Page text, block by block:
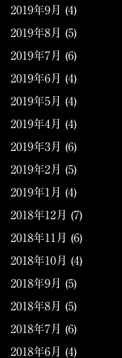
2019年9月 (4)
2019年8月 (5)
2019年7月 (6)
2019年6月 (4)
2019年5月 (4)
2019年4月 (4)
2019年3月 (6)
2019年2月 (5)
2019年1月 (4)
2018年12月 (7)
2018年11月 (6)
2018年10月 (4)
2018年9月 (5)
2018年8月 (5)
2018年7月 (6)
2018年6月 (4)